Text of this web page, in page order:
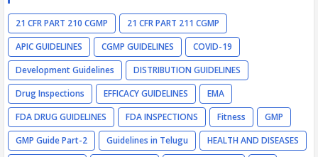
21 CFR PART 210 CGMP
21 CFR PART 211 CGMP
APIC GUIDELINES
CGMP GUIDELINES
COVID-19
Development Guidelines
DISTRIBUTION GUIDELINES
Drug Inspections
EFFICACY GUIDELINES
EMA
FDA DRUG GUIDELINES
FDA INSPECTIONS Fitness
GMP
GMP Guide Part-2
Guidelines in Telugu
HEALTH AND DISEASES